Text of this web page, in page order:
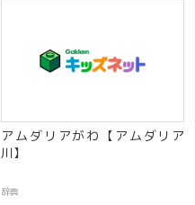
アムダリアがわ【アムダリア
川】
辞典